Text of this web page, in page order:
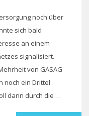
noch über
sich bald
an einem
signalisiert.
von GASAG
noch ein Drittel
dann durch die …